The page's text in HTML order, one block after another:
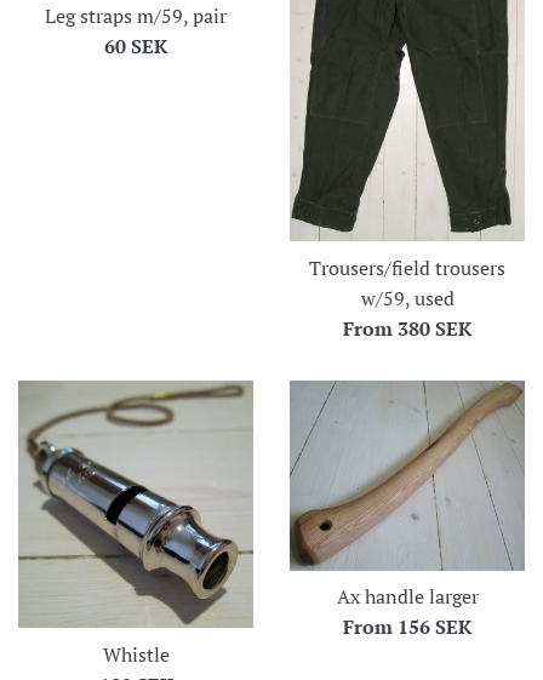
Leg straps m/59, pair
Regular
60 SEK
Trousers/field trousers
w/59, used
From 380 SEK
Whistle
Ax handle larger
From 156 SEK